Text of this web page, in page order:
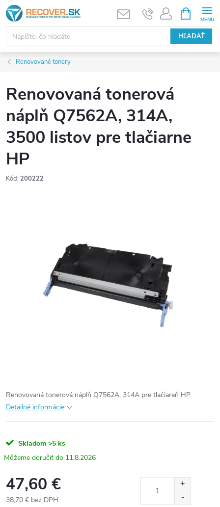
Prejsť
na
obsah
HĽADAŤ
KOŠÍK
Renovované tonery
Renovovaná tonerová
náplň Q7562A, 314A,
3500 listov pre tlačiarne
HP
Kód: 200222
Renovovaná tonerová náplň Q7562A, 314A pre tlačiareň HP.
Detailné informácie
Skladom >5 ks
11.8.2026
47,60 €
38,70 € bez DPH